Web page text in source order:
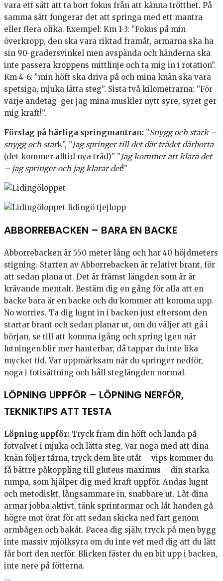
vara ett sätt att ta bort fokus från att känna trötthet. På
samma sätt fungerar det att springa med ett mantra
eller flera olika. Exempel: Km 1-3: ”Fokus på min
överkropp, den ska vara riktad framåt, armarna ska ha
sin 90-gradersvinkel men avspända och händerna ska
inte passera kroppens mittlinje och ta mig in i rotation”.
Km 4-6: ”min höft ska driva på och mina knän ska vara
spetsiga, mjuka lätta steg”. Sista två kilometrarna: ”För
varje andetag ger jag mina muskler nytt syre, syret ger
mig kraft!”.
Förslag på härliga springmantran: ”Snygg och stark –
snygg och stark”, ”Jag springer till det där trädet därborta
(det kommer alltid nya träd)” ”Jag kommer att klara det
– jag springer och jag klarar det!”
ABBORREBACKEN – BARA EN BACKE
Abborrebacken är 550 meter lång och har 40 höjdmeters
stigning. Starten av Abborrebacken är relativt brant, för
att sedan plana ut. Det är främst längden som är är
krävande mentalt. Bestäm dig en gång för alla att en
backe bara är en backe och du kommer att komma upp.
No worries. Ta dig lugnt in i backen just eftersom den
startar brant och sedan planar ut, om du väljer att gå i
början, se till att komma igång och spring igen när
lutningen blir mer hanterbar, då tappar du inte lika
mycket tid. Var uppmärksam när du springer nedför,
noga i fotisättning och håll steglängden normal.
LÖPNING UPPFÖR – LÖPNING NERFÖR,
TEKNIKTIPS ATT TESTA
Löpning uppför: Tryck fram din höft och landa på
fotvalvet i mjuka och lätta steg. Var noga med att dina
knän följer tårna, tryck dem lite utåt – vips kommer du
få bättre påkoppling till gluteus maximus – din starka
rumpa, som hjälper dig med kraft uppför. Andas lugnt
och metodiskt, långsammare in, snabbare ut. Låt dina
armar jobba aktivt, tänk sprintarmar och låt handen gå
högre mot örat för att sedan skicka ned fart genom
armbågen och bakåt. Pacea dig själv, tryck på men bygg
inte massiv mjölksyra om du inte vet med dig att du lätt
får bort den nerför. Blicken fäster du en bit upp i backen,
inte nere på fötterna.